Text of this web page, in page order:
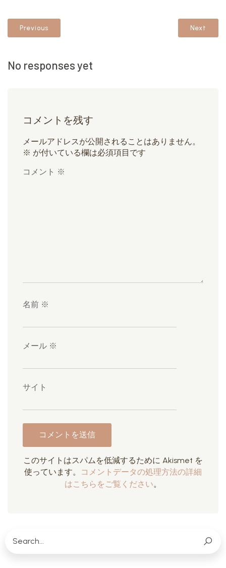
Previous Next
No responses yet
コメントを残す
メールアドレスが公開されることはありません。
※ が付いている欄は必須項目です
コメント ※
名前 ※
メール ※
サイト
このサイトはスパムを低減するために Akismet を
使っています。
コメントデータの処理方法の詳細
はこちらをご覧ください。